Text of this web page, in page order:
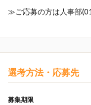
≫ご応募の方は人事部
選考方法・応募先
募集期限